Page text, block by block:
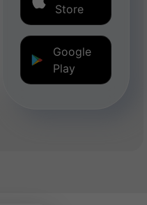
Store
Google
Play